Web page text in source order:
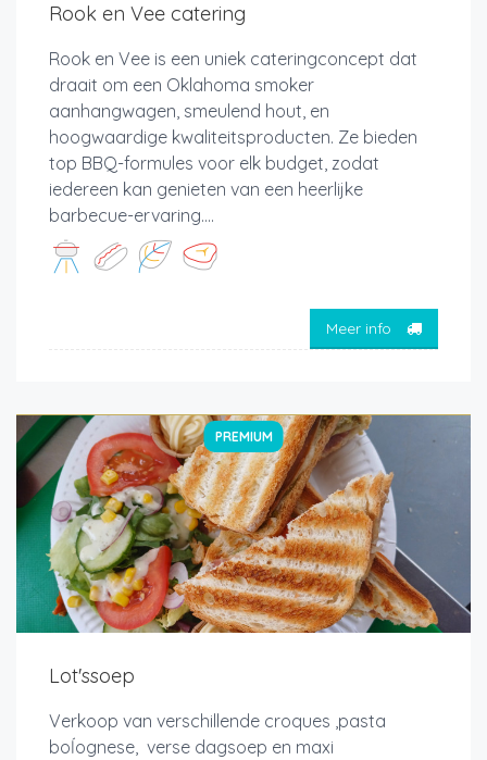
Rook en Vee catering
Rook en Vee is een uniek cateringconcept dat
draait om een Oklahoma smoker
aanhangwagen, smeulend hout, en
hoogwaardige kwaliteitsproducten. Ze bieden
top BBQ-formules voor elk budget, zodat
iedereen kan genieten van een heerlijke
barbecue-ervaring....
Meer info
PREMIUM
Lot'ssoep
Verkoop van verschillende croques ,pasta
boĺognese, verse dagsoep en maxi